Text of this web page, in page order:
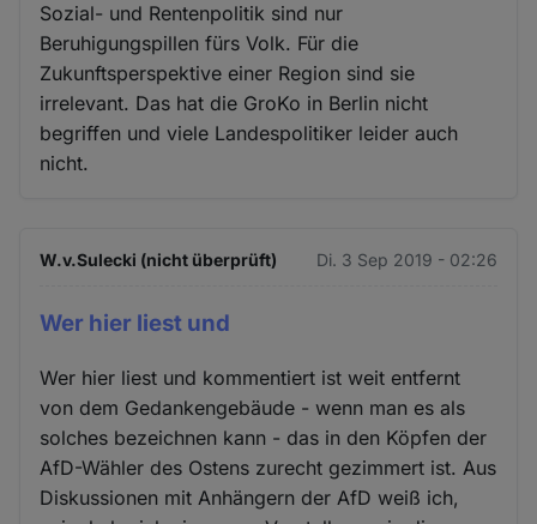
Sozial- und Rentenpolitik sind nur
Beruhigungspillen fürs Volk. Für die
Zukunftsperspektive einer Region sind sie
irrelevant. Das hat die GroKo in Berlin nicht
begriffen und viele Landespolitiker leider auch
nicht.
W.v.Sulecki (nicht überprüft) Di. 3 Sep 2019 - 02:26
Wer hier liest und
Wer hier liest und kommentiert ist weit entfernt
von dem Gedankengebäude - wenn man es als
solches bezeichnen kann - das in den Köpfen der
AfD-Wähler des Ostens zurecht gezimmert ist. Aus
Diskussionen mit Anhängern der AfD weiß ich,